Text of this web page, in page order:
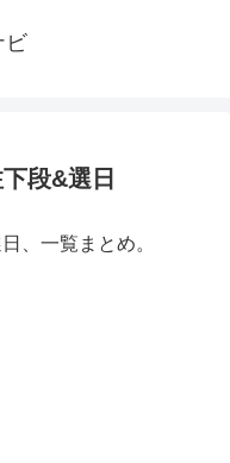
ビ
段&選日
、一覧まとめ。